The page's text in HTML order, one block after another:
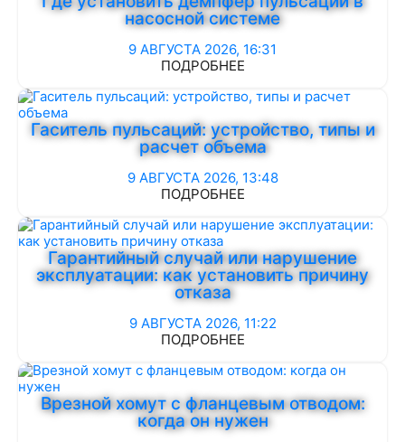
насосной системе
9 АВГУСТА 2026, 16:31
ПОДРОБНЕЕ
Гаситель пульсаций: устройство, типы и
расчет объема
9 АВГУСТА 2026, 13:48
ПОДРОБНЕЕ
Гарантийный случай или нарушение
эксплуатации: как установить причину
отказа
9 АВГУСТА 2026, 11:22
ПОДРОБНЕЕ
Врезной хомут с фланцевым отводом:
когда он нужен